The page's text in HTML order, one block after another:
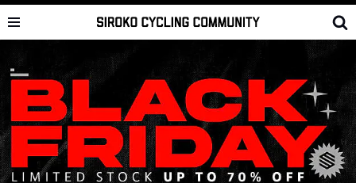
Skip
content